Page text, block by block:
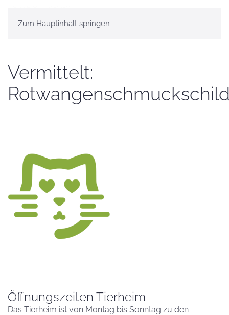
Zum Hauptinhalt springen
Vermittelt:
Öffnungszeiten Tierheim
Das Tierheim ist von Montag bis Sonntag zu den